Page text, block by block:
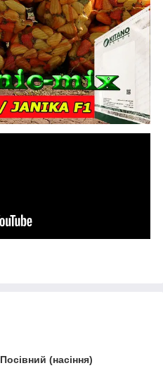
Посівний (насіння)